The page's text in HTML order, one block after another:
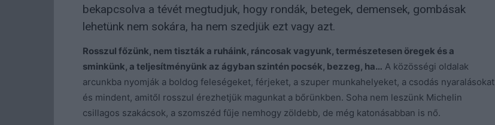
bekapcsolva a tévét megtudjuk, hogy rondák, betegek, demensek, gombásak
lehetünk nem sokára, ha nem szedjük ezt vagy azt.
Rosszul főzünk, nem tiszták a ruháink, ráncosak vagyunk, természetesen öregek és a
sminkünk, a teljesítményünk az ágyban szintén pocsék, bezzeg, ha… A közösségi oldalak
arcunkba nyomják a boldog feleségeket, férjeket, a szuper munkahelyeket, a csodás nyaralásokat
és mindent, amitől rosszul érezhetjük magunkat a bőrünkben. Soha nem leszünk Michelin
csillagos szakácsok, a szomszéd fűje nemhogy zöldebb, de még katonásabban is nő.